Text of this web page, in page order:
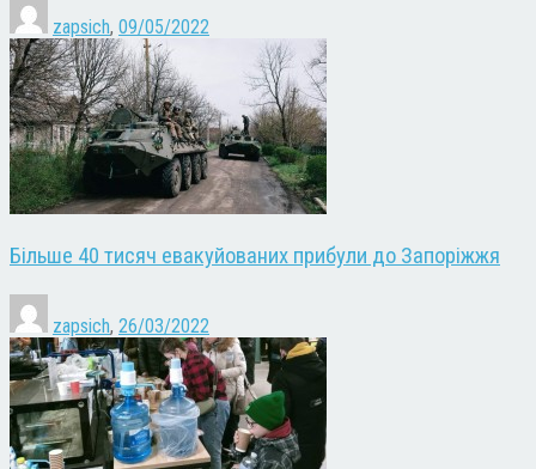
zapsich, 09/05/2022
Більше 40 тисяч евакуйованих прибули до Запоріжжя
zapsich, 26/03/2022